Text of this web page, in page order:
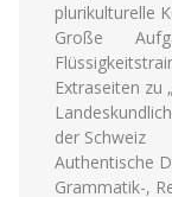
plurikulturelle
Große
Extraseiten zu
der Schweiz
Authentische
Grammatik-,